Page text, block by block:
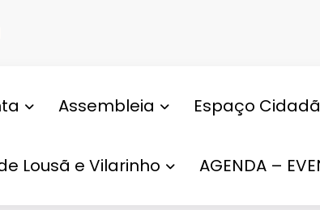
Assembleia Espaço
Lousã e Vilarinho AGENDA –